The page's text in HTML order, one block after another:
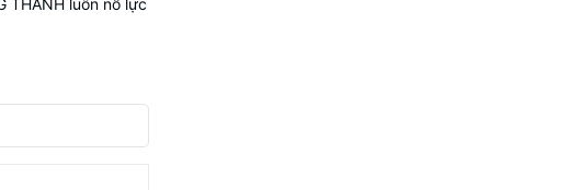
THÀNH luôn nỗ lực